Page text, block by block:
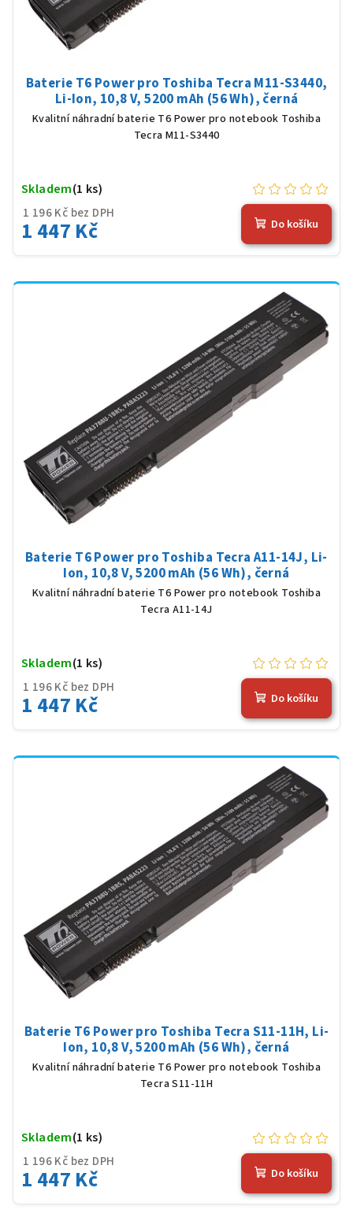
Baterie T6 Power pro Toshiba Tecra M11-S3440,
Li-Ion, 10,8 V, 5200 mAh (56 Wh), černá
Kvalitní náhradní baterie T6 Power pro notebook Toshiba
Tecra M11-S3440
1 196 Kč bez DPH
1 447 Kč
Skladem(1 ks)
Do košíku
Baterie T6 Power pro Toshiba Tecra A11-14J, Li-
Ion, 10,8 V, 5200 mAh (56 Wh), černá
Kvalitní náhradní baterie T6 Power pro notebook Toshiba
Tecra A11-14J
1 196 Kč bez DPH
1 447 Kč
Skladem(1 ks)
Do košíku
Baterie T6 Power pro Toshiba Tecra S11-11H, Li-
Ion, 10,8 V, 5200 mAh (56 Wh), černá
Kvalitní náhradní baterie T6 Power pro notebook Toshiba
Tecra S11-11H
1 196 Kč bez DPH
1 447 Kč
Skladem(1 ks)
Do košíku